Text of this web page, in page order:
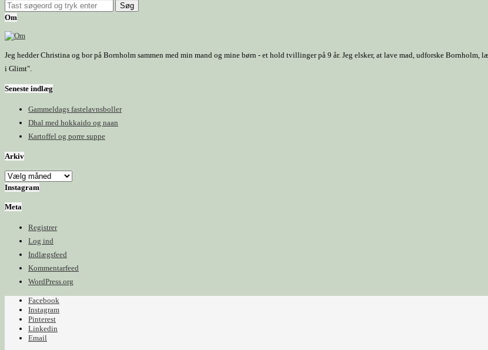
Om
Jeg hedder Christina og bor på Bornholm sammen med min mand og mine børn - et hold tvillinger på 9 år. Jeg elsker, at lave mad, udforske
i Glimt".
Seneste indlæg
Gammeldags fastelavnsboller
Dhal med hokkaido og naan
Kartoffel og porre suppe
Arkiv
Arkiv
Instagram
Meta
Registrer
Log ind
Indlægsfeed
Kommentarfeed
WordPress.org
Facebook
Instagram
Pinterest
Linkedin
Email